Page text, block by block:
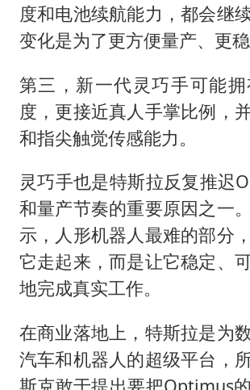
度和电池续航能力，都会继
变化是为了更方便量产、更稳
第三，新一代灵巧手可能
度，更接近真人手掌比例，
和指尖触觉传感能力。
灵巧手也是特斯拉反复推迟
和量产节奏的重要原因之一
示，人形机器人最难的部分
它走起来，而是让它稳定、
地完成真实工作。
在商业落地上，特斯拉是为
汽车和机器人的超级平台，